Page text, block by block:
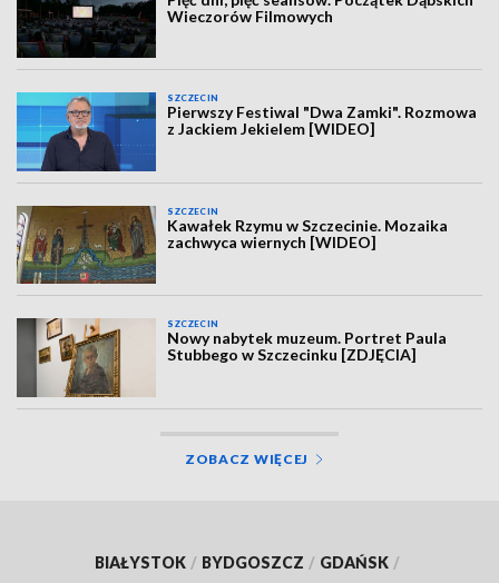
Wieczorów Filmowych
SZCZECIN
Pierwszy Festiwal "Dwa Zamki". Rozmowa
z Jackiem Jekielem [WIDEO]
SZCZECIN
Kawałek Rzymu w Szczecinie. Mozaika
zachwyca wiernych [WIDEO]
SZCZECIN
Nowy nabytek muzeum. Portret Paula
Stubbego w Szczecinku [ZDJĘCIA]
ZOBACZ WIĘCEJ
BIAŁYSTOK / BYDGOSZCZ / GDAŃSK /